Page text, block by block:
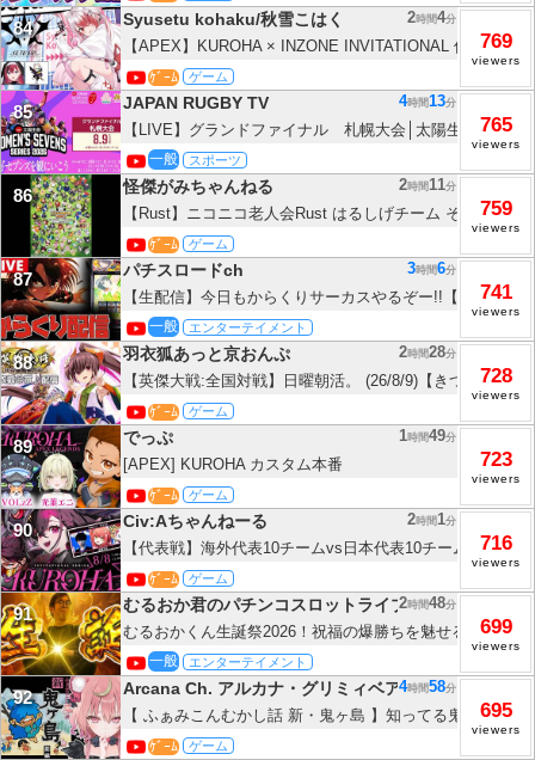
84 Syusetu kohaku/秋雪こはく
【APEX】KUROHA × INZONE INVITATIONAL 何とか寝
す！ w/Rasさん 昏昏アリア【REJECT/秋雪こはく】
ｹﾞｰﾑ ゲーム
2時間4分
769
viewers
85 JAPAN RUGBY TV
【LIVE】グランドファイナル 札幌大会│太陽生命ウィメ
ーズ2026
一般 スポーツ
4時間13分
765
viewers
86 怪傑がみちゃんねる
【Rust】ニコニコ老人会Rust はるしげチーム その3 2026/
ｹﾞｰﾑ ゲーム
2時間11分
759
viewers
87 パチスロードch
【生配信】今日もからくりサーカスやるぞー!!【からくり
#shorts
一般 エンターテイメント
3時間6分
741
viewers
88 羽衣狐あっと京おんぷ
【英傑大戦:全国対戦】日曜朝活。 (26/8/9)【きつね配信
ｹﾞｰﾑ ゲーム
2時間28分
728
viewers
89 でっぷ
[APEX] KUROHA カスタム本番
ｹﾞｰﾑ ゲーム
1時間49分
723
viewers
90 Civ:Aちゃんねーる
【代表戦】海外代表10チームvs日本代表10チームのクソ
まる w/ こはくてとさん Ftyanさん -Apex Legends-
ｹﾞｰﾑ ゲーム
2時間1分
716
viewers
91 むるおか君のパチンコスロットライブ
むるおかくん生誕祭2026！祝福の爆勝ちを魅せる漢39歳
一般 エンターテイメント
2時間48分
699
viewers
92 Arcana Ch. アルカナ・グリミィベア
【 ふぁみこんむかし話 新・鬼ヶ島 】知ってる鬼ヶ島と違
ゲームを完全初見プレイ✨【アルカナ・グリミィベア/
ｹﾞｰﾑ ゲーム
4時間58分
695
viewers